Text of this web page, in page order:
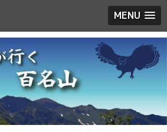
MENU